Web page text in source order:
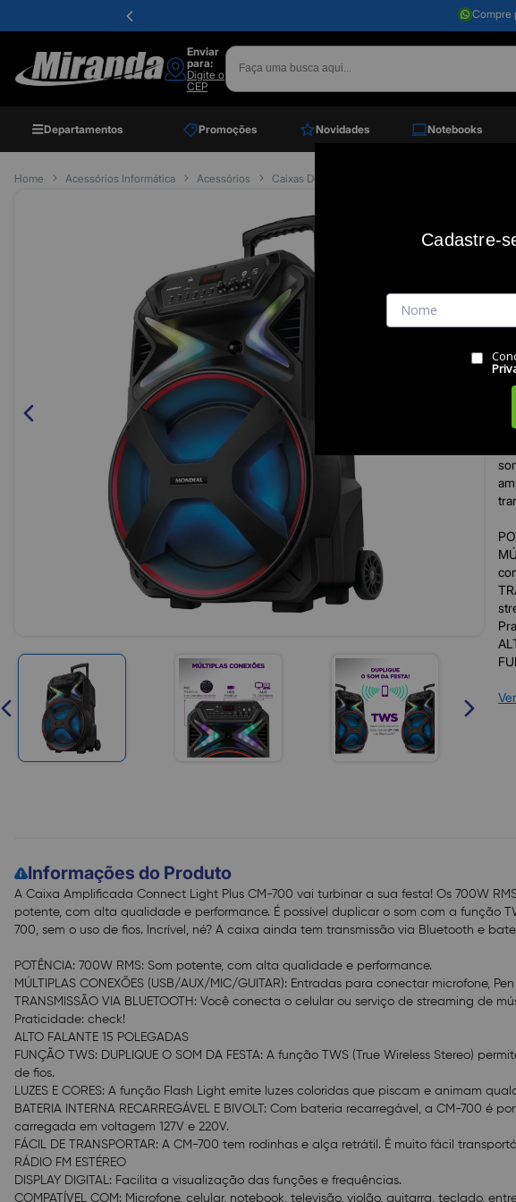
Compre
Enviar
para:
Digite o
CEP
Departamentos Promoções Novidades Notebooks
Home Acessórios Informática Acessórios Caixas De Som Caixa De Som Amplificada
Informações do Produto
A Caixa Amplificada Connect Light Plus CM-700 vai turbinar a sua festa! Os 700W
potente, com alta qualidade e performance. É possível duplicar o som com a função
700, sem o uso de fios. Incrível, né? A caixa ainda tem transmissão via Bluetooth e
POTÊNCIA: 700W RMS: Som potente, com alta qualidade e performance.
MÚLTIPLAS CONEXÕES (USB/AUX/MIC/GUITAR): Entradas para conectar microfone,
TRANSMISSÃO VIA BLUETOOTH: Você conecta o celular ou serviço de streaming de
Praticidade: check!
ALTO FALANTE 15 POLEGADAS
FUNÇÃO TWS: DUPLIQUE O SOM DA FESTA: A função TWS (True Wireless Stereo)
de fios.
LUZES E CORES: A função Flash Light emite luzes coloridas que piscam e animam
BATERIA INTERNA RECARREGÁVEL E BIVOLT: Com bateria recarregável, a CM-700
carregada em voltagem 127V e 220V.
FÁCIL DE TRANSPORTAR: A CM-700 tem rodinhas e alça retrátil. É muito fácil
RÁDIO FM ESTÉREO
DISPLAY DIGITAL: Facilita a visualização das funções e frequências.
COMPATÍVEL COM: Microfone, celular, notebook, televisão, violão, guitarra, teclado,
Cadastre-